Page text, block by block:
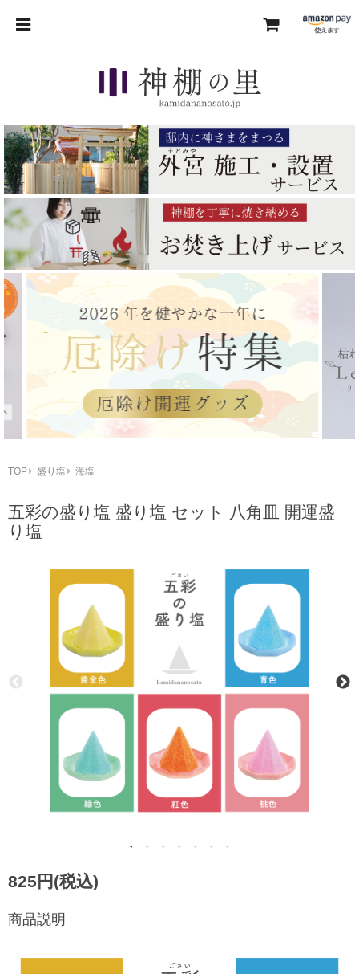
TOP 盛り塩 海塩
五彩の盛り塩 盛り塩 セット 八角皿 開運盛
り塩
825円(税込)
商品説明